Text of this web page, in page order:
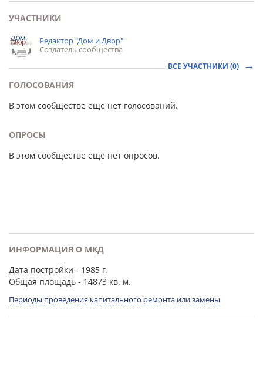
УЧАСТНИКИ
Редактор "Дом и Двор"
Создатель сообщества
ВСЕ УЧАСТНИКИ (0)
ГОЛОСОВАНИЯ
В этом сообществе еще нет голосований.
ОПРОСЫ
В этом сообществе еще нет опросов.
ИНФОРМАЦИЯ О МКД
Дата постройки - 1985 г.
Общая площадь - 14873 кв. м.
Периоды проведения капитального ремонта или замены